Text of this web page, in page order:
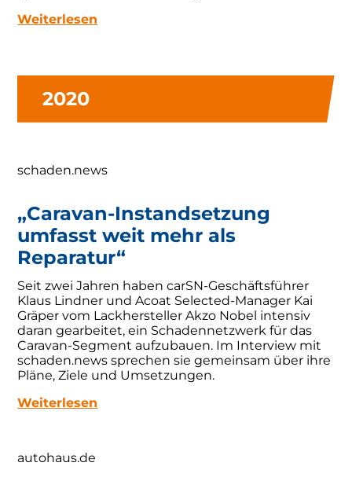
Weiterlesen
2020
schaden.news
„Caravan-Instandsetzung
umfasst weit mehr als
Reparatur“
Seit zwei Jahren haben carSN-Geschäftsführer
Klaus Lindner und Acoat Selected-Manager Kai
Gräper vom Lackhersteller Akzo Nobel intensiv
daran gearbeitet, ein Schadennetzwerk für das
Caravan-Segment aufzubauen. Im Interview mit
schaden.news sprechen sie gemeinsam über ihre
Pläne, Ziele und Umsetzungen.
Weiterlesen
autohaus.de